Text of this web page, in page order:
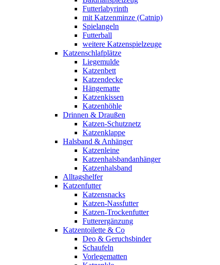
Futterlabyrinth
mit Katzenminze (Catnip)
Spielangeln
Futterball
weitere Katzenspielzeuge
Katzenschlafplätze
Liegemulde
Katzenbett
Katzendecke
Hängematte
Katzenkissen
Katzenhöhle
Drinnen & Draußen
Katzen-Schutznetz
Katzenklappe
Halsband & Anhänger
Katzenleine
Katzenhalsbandanhänger
Katzenhalsband
Alltagshelfer
Katzenfutter
Katzensnacks
Katzen-Nassfutter
Katzen-Trockenfutter
Futterergänzung
Katzentoilette & Co
Deo & Geruchsbinder
Schaufeln
Vorlegematten